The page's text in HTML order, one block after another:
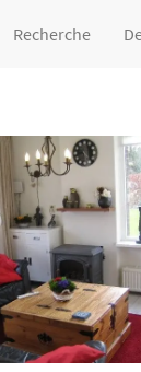
Recherche